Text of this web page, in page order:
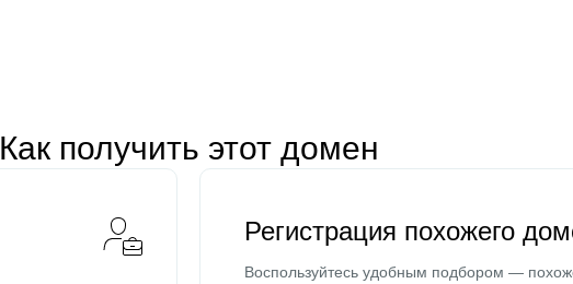
Как получить этот домен
Регистрация похожего
Воспользуйтесь удобным подбором —